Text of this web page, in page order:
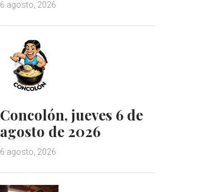
6 agosto, 2026
Concolón, jueves 6 de
agosto de 2026
6 agosto, 2026